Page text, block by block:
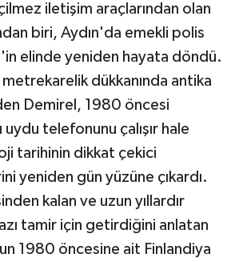
iletişim araçlarından olan
biri, Aydın'da emekli polis
elinde yeniden hayata döndü.
metrekarelik dükkanında antika
Demirel, 1980 öncesi
uydu telefonunu çalışır hale
tarihinin dikkat çekici
yeniden gün yüzüne çıkardı.
kalan ve uzun yıllardır
tamir için getirdiğini anlatan
1980 öncesine ait Finlandiya